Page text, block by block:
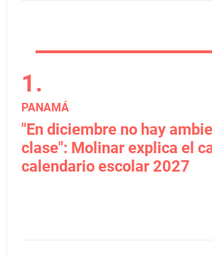
PANAMÁ
"En diciembre no hay
clase": Molinar explica el
calendario escolar 2027